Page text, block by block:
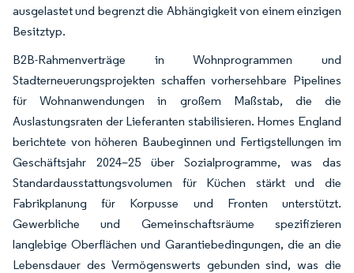
ausgelastet und begrenzt die Abhängigkeit von einem einzigen
Besitztyp.
B2B-Rahmenverträge in Wohnprogrammen und
Stadterneuerungsprojekten schaffen vorhersehbare Pipelines
für Wohnanwendungen in großem Maßstab, die die
Auslastungsraten der Lieferanten stabilisieren. Homes England
berichtete von höheren Baubeginnen und Fertigstellungen im
Geschäftsjahr 2024–25 über Sozialprogramme, was das
Standardausstattungsvolumen für Küchen stärkt und die
Fabrikplanung für Korpusse und Fronten unterstützt.
Gewerbliche und Gemeinschaftsräume spezifizieren
langlebige Oberflächen und Garantiebedingungen, die an die
Lebensdauer des Vermögenswerts gebunden sind, was die